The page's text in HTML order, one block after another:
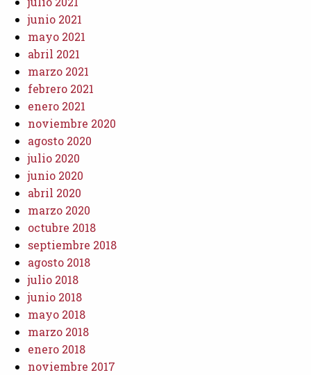
junio 2021
mayo 2021
abril 2021
marzo 2021
febrero 2021
enero 2021
noviembre 2020
agosto 2020
julio 2020
junio 2020
abril 2020
marzo 2020
octubre 2018
septiembre 2018
agosto 2018
julio 2018
junio 2018
mayo 2018
marzo 2018
enero 2018
noviembre 2017